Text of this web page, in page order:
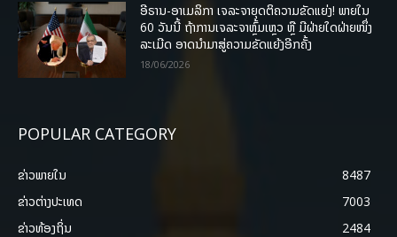
ອີຣານ-ອາເມລິກາ ເຈລະຈາຍຸດຕິຄວາມຂັດແຍ່ງ! ພາຍໃນ
60 ວັນນີ້ ຖ້າການເຈລະຈາຫຼົ້ມເຫຼວ ຫຼື ມີຝ່າຍໃດຝ່າຍໜຶ່ງ
ລະເມີດ ອາດນໍາມາສູ່ຄວາມຂັດແຍ້ງອີກຄັ້ງ
18/06/2026
POPULAR CATEGORY
ຂ່າວພາຍ​ໃນ
8487
ຂ່າວຕ່າງປະເທດ
7003
ຂ່າວທ້ອງຖິ່ນ
2484